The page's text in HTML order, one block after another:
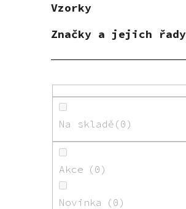
Vzorky
Značky a jejich řady
Na skladě 0
Akce 0
Novinka 0